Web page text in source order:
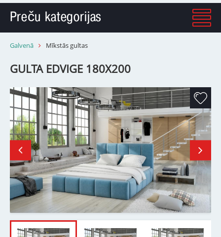
Preču kategorijas
Galvenā Mīkstās gultas
GULTA EDVIGE 180X200